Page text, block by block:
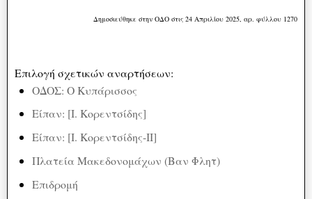
Δημοσιεύθηκε στην ΟΔΟ στις 24 Απριλίου 2025, αρ. φύλλου 1270
Επιλογή σχετικών αναρτήσεων:
ΟΔΟΣ: Ο Κυπάρισσος
Είπαν: [Ι. Κορεντσίδης]
Είπαν: [Ι. Κορεντσίδης-ΙΙ]
Πλατεία Μακεδονομάχων (Βαν Φλητ)
Επιδρομή